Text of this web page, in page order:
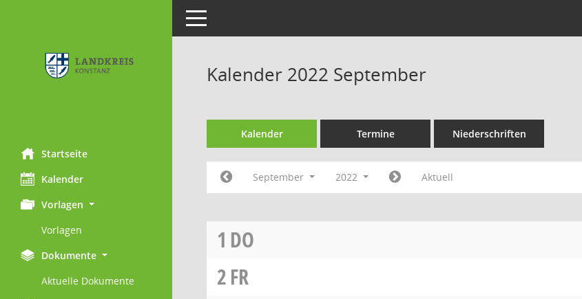
Startseite
Kalender
Vorlagen
Vorlagen
Dokumente
Aktuelle Dokumente
Toggle navigation
Kalender 2022 September
Kalender Termine Niederschriften
September 2022 Aktuell
1 DO
2FR